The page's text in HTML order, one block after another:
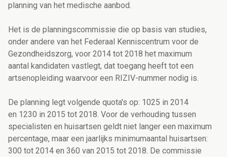
planning van het medische aanbod.
Het is de planningscommissie die op basis van studies,
onder andere van het Federaal Kenniscentrum voor de
Gezondheidszorg, voor 2014 tot 2018 het maximum
aantal kandidaten vastlegt, dat toegang heeft tot een
artsenopleiding waarvoor een RIZIV-nummer nodig is.
De planning legt volgende quota's op: 1025 in 2014
en 1230 in 2015 tot 2018. Voor de verhouding tussen
specialisten en huisartsen geldt niet langer een maximum
percentage, maar een jaarlijks minimumaantal huisartsen:
300 tot 2014 en 360 van 2015 tot 2018. De commissie